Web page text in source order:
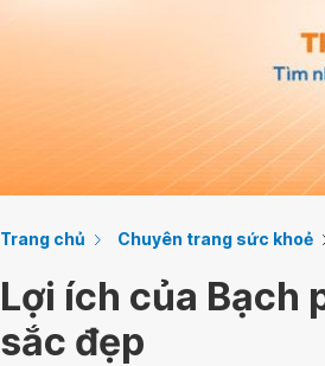
Trang chủ Chuyên trang sức khoẻ
Lợi ích của Bạch
sắc đẹp